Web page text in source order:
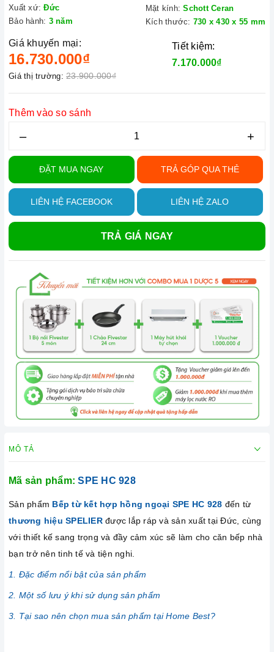
Xuất xứ: Đức
Bảo hành: 3 năm
Mặt kính: Schott Ceran
Kích thước: 730 x 430 x 55 mm
Giá khuyến mại:
16.730.000₫
Giá thị trường: 23.900.000₫
Tiết kiệm:
7.170.000₫
Thêm vào so sánh
– +
ĐẶT MUA NGAY TRẢ GÓP QUA THẺ
LIÊN HỆ FACEBOOK LIÊN HỆ ZALO
TRẢ GIÁ NGAY
MÔ TẢ
Mã sản phẩm:SPE HC 928
Sản phẩm Bếp từ kết hợp hồng ngoại SPE HC 928 đến từ
thương hiệu SPELIERđược lắp ráp và sản xuất tại Đức, cùng
với thiết kế sang trọng và đầy cảm xúc sẽ làm cho căn bếp nhà
bạn trở nên tinh tế và tiện nghi.
1. Đặc điểm nổi bật của sản phẩm
2. Một số lưu ý khi sử dụng sản phẩm
3. Tại sao nên chọn mua sản phẩm tại Home Best?